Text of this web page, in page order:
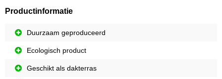
Productinformatie
Duurzaam geproduceerd
Ecologisch product
Geschikt als dakterras